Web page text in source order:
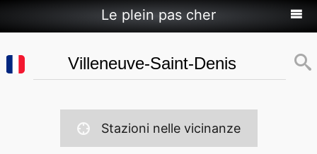
Le plein pas cher
Stazioni nelle vicinanze